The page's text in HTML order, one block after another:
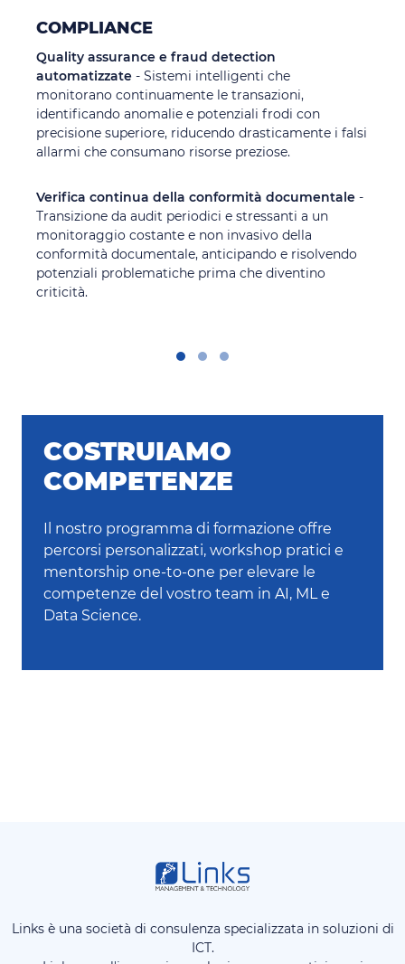
COMPLIANCE
Quality assurance e fraud detection
automatizzate - Sistemi intelligenti che
monitorano continuamente le transazioni,
identificando anomalie e potenziali frodi con
precisione superiore, riducendo drasticamente i falsi
allarmi che consumano risorse preziose.
Verifica continua della conformità documentale -
Transizione da audit periodici e stressanti a un
monitoraggio costante e non invasivo della
conformità documentale, anticipando e risolvendo
potenziali problematiche prima che diventino
criticità.
COSTRUIAMO
COMPETENZE
Il nostro programma di formazione offre
percorsi personalizzati, workshop pratici e
mentorship one-to-one per elevare le
competenze del vostro team in AI, ML e
Data Science.
Links è una società di consulenza specializzata in soluzioni di
ICT.